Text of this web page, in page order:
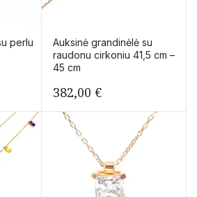
perlu
Auksinė grandinėlė su
raudonu cirkoniu 41,5 cm –
45 cm
382,00 €